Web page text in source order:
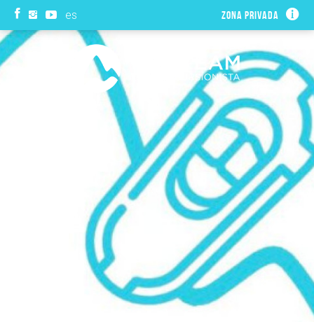
es Zona privada